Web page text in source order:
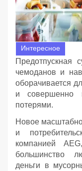
Интересное
Предотпускная
чемоданов и
оборачивается
и совершенно
потерями.
Новое
и
компанией
большинство
деньги в